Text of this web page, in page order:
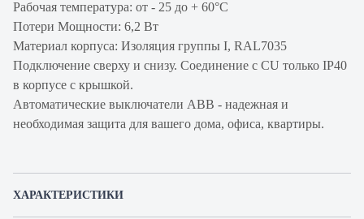
Рабочая температура: от - 25 до + 60°С
Потери Мощности: 6,2 Вт
Материал корпуса: Изоляция группы I, RAL7035
Подключение сверху и снизу. Соединение с CU только IP40
в корпусе с крышкой.
Автоматические выключатели ABB - надежная и
необходимая защита для вашего дома, офиса, квартиры.
ХАРАКТЕРИСТИКИ